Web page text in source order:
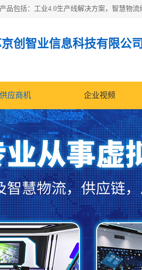
创智业信息科技有限公司
供应商机 企业视频